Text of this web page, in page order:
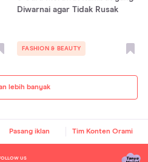
lebih banyak
Diwarnai agar Tidak Rusak
FASHION & BEAUTY
Pasang iklan Tim Konten Orami
US